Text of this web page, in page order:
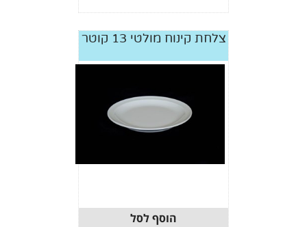
צלחת קינוח מולטי 13 קוטר
הוסף לסל